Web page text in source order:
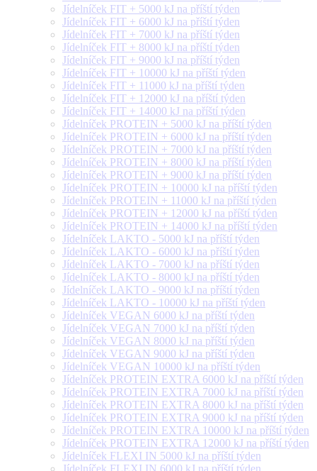
Jídelníček FIT + 5000 kJ na příští týden
Jídelníček FIT + 6000 kJ na příští týden
Jídelníček FIT + 7000 kJ na příští týden
Jídelníček FIT + 8000 kJ na příští týden
Jídelníček FIT + 9000 kJ na příští týden
Jídelníček FIT + 10000 kJ na příští týden
Jídelníček FIT + 11000 kJ na příští týden
Jídelníček FIT + 12000 kJ na příští týden
Jídelníček FIT + 14000 kJ na příští týden
Jídelníček PROTEIN + 5000 kJ na příští týden
Jídelníček PROTEIN + 6000 kJ na příští týden
Jídelníček PROTEIN + 7000 kJ na příští týden
Jídelníček PROTEIN + 8000 kJ na příští týden
Jídelníček PROTEIN + 9000 kJ na příští týden
Jídelníček PROTEIN + 10000 kJ na příští týden
Jídelníček PROTEIN + 11000 kJ na příští týden
Jídelníček PROTEIN + 12000 kJ na příští týden
Jídelníček PROTEIN + 14000 kJ na příští týden
Jídelníček LAKTO - 5000 kJ na příští týden
Jídelníček LAKTO - 6000 kJ na příští týden
Jídelníček LAKTO - 7000 kJ na příští týden
Jídelníček LAKTO - 8000 kJ na příští týden
Jídelníček LAKTO - 9000 kJ na příští týden
Jídelníček LAKTO - 10000 kJ na příští týden
Jídelníček VEGAN 6000 kJ na příští týden
Jídelníček VEGAN 7000 kJ na příští týden
Jídelníček VEGAN 8000 kJ na příští týden
Jídelníček VEGAN 9000 kJ na příští týden
Jídelníček VEGAN 10000 kJ na příští týden
Jídelníček PROTEIN EXTRA 6000 kJ na příští týden
Jídelníček PROTEIN EXTRA 7000 kJ na příští týden
Jídelníček PROTEIN EXTRA 8000 kJ na příští týden
Jídelníček PROTEIN EXTRA 9000 kJ na příští týden
Jídelníček PROTEIN EXTRA 10000 kJ na příští týden
Jídelníček PROTEIN EXTRA 12000 kJ na příští týden
Jídelníček FLEXI IN 5000 kJ na příští týden
Jídelníček FLEXI IN 6000 kJ na příští týden